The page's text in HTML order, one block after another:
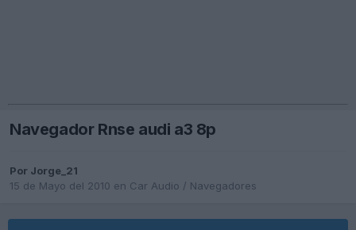
Navegador Rnse audi a3 8p
Por Jorge_21
15 de Mayo del 2010 en Car Audio / Navegadores